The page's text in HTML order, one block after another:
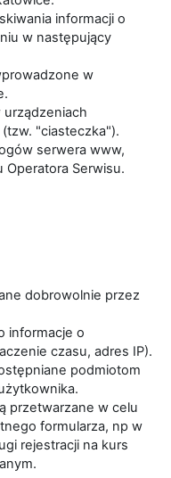
informacji o
w następujący
w
urządzeniach
"ciasteczka").
serwera www,
Operatora Serwisu.
dobrowolnie przez
informacje o
czasu, adres IP).
podmiotom
przetwarzane w celu
formularza, np w
rejestracji na kurs